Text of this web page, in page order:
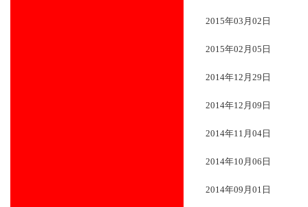
2015年03月02日
2015年02月05日
2014年12月29日
2014年12月09日
2014年11月04日
2014年10月06日
2014年09月01日